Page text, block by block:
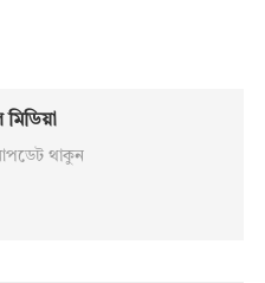
থাকুন